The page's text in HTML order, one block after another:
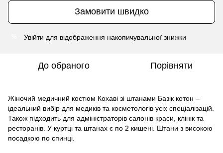
Замовити швидко
Увійти для відображення накопичувальної знижки
До обраного Порівняти
Жіночий медичний костюм Кохаві зі штанами Базік котон –
ідеальний вибір для медиків та косметологів усіх спеціалізацій.
Також підходить для адміністраторів салонів краси, клінік та
ресторанів. У куртці та штанах є по 2 кишені. Штани з високою
посадкою по спинці.